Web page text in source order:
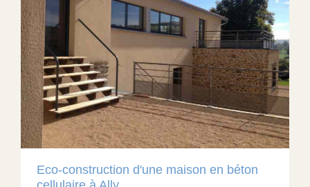
Eco-construction d'une maison en béton